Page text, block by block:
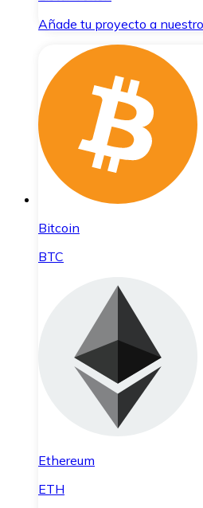
Añade tu proyecto a
Bitcoin
BTC
Ethereum
ETH